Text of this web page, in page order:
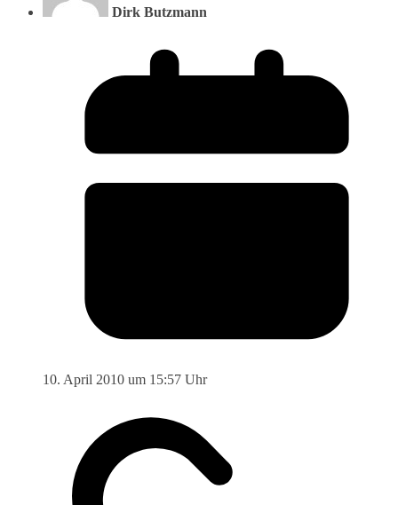
Dirk Butzmann
10. April 2010 um 15:57 Uhr